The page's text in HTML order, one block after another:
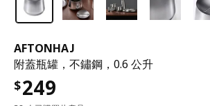
AFTONHAJ
附蓋瓶罐，不鏽鋼，0.6 公升
$249